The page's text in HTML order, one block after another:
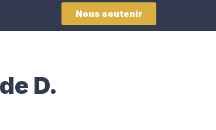
Nous soutenir
D.